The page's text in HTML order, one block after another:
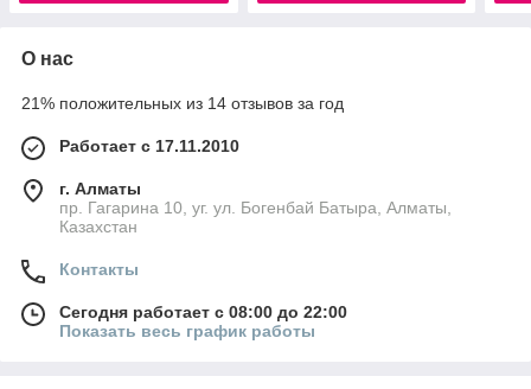
О нас
21% положительных из 14 отзывов за год
Работает с 17.11.2010
г. Алматы
пр. Гагарина 10, уг. ул. Богенбай Батыра, Алматы,
Казахстан
Контакты
Сегодня работает с 08:00 до 22:00
Показать весь график работы